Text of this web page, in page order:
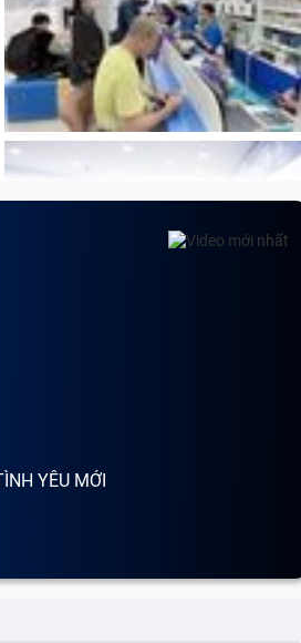
20
bên ngoài của điện thoại, giúp bạn
kính sẽ loại bỏ lớp kính bên ngoài
thuộc vào chất lượng kính được
YÊU MỚI